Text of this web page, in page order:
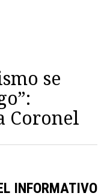
se
Coronel
INFORMATIVO